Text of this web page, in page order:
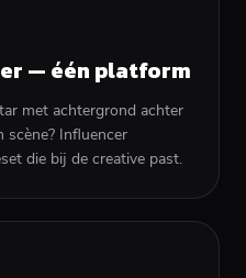
— één platform
met achtergrond achter
scène? Influencer
die bij de creative past.